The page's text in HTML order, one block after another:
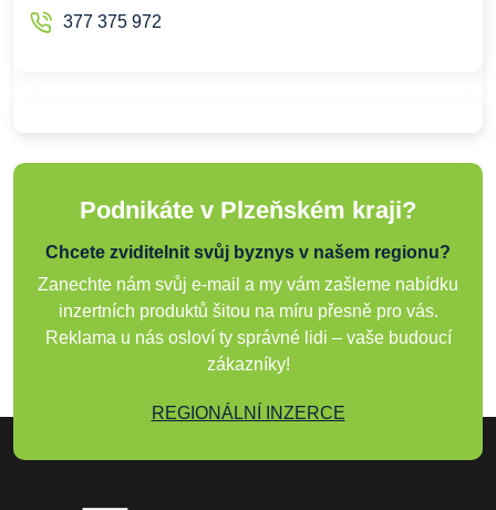
377 375 972
Podnikáte v Plzeňském kraji?
Chcete zviditelnit svůj byznys v našem regionu?
Zanechte nám svůj e-mail a my vám zašleme nabídku
inzertních produktů šitou na míru přesně pro vás.
Reklama u nás osloví ty správné lidi – vaše budoucí
zákazníky!
REGIONÁLNÍ INZERCE